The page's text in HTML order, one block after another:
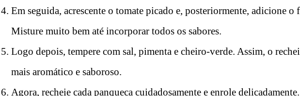
Em seguida, acrescente o tomate picado e, posteriormente, adicione o
Misture muito bem até incorporar todos os sabores.
Logo depois, tempere com sal, pimenta e cheiro-verde. Assim, o
mais aromático e saboroso.
Agora, recheie cada panqueca cuidadosamente e enrole